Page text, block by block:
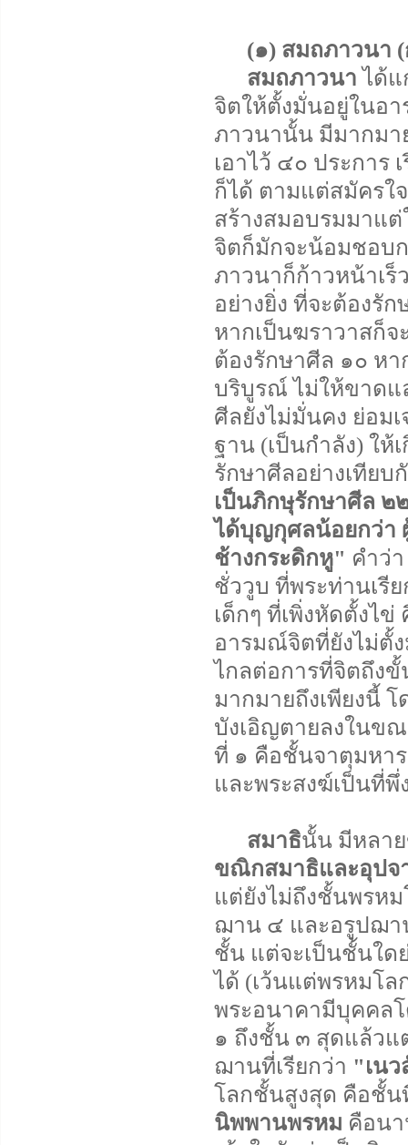
(๑) สมถภาวนา
สมถภาวนา ได้แ
จิตให้ตั้งมั่นอยู่ในอ
ภาวนานั้น มีมากม
เอาไว้ ๔๐ ประการ
ก็ได้ ตามแต่สมัครใ
สร้างสมอบรมมาแ
จิตก็มักจะน้อมชอบ
ภาวนาก็ก้าวหน้าเร็
อย่างยิ่ง ที่จะต้องรั
หากเป็นฆราวาสก็จ
ต้องรักษาศีล ๑๐ ห
บริบูรณ์ ไม่ให้ขาดแ
ศีลยังไม่มั่นคง ย่อม
ฐาน (เป็นกำลัง) ใ
รักษาศีลอย่างเทีย
เป็นภิกษุรักษาศีล ๒
ได้บุญกุศลน้อยกว่า
ช้างกระดิกหู" คำว่
ชั่ววูบ ที่พระท่านเรี
เด็กๆ ที่เพิ่งหัดตั้งไ
อารมณ์จิตที่ยังไม่ตั้ง
ไกลต่อการที่จิตถึง
มากมายถึงเพียงนี้
บังเอิญตายลงในข
ที่ ๑ คือชั้นจาตุมหา
และพระสงฆ์เป็นที่
สมาธินั้น มีหลา
ขณิกสมาธิและอุปจ
แต่ยังไม่ถึงชั้นพรห
ฌาน ๔ และอรูปฌา
ชั้น แต่จะเป็นชั้นใ
ได้ (เว้นแต่พรหมโ
พระอนาคามีบุคคล
๑ ถึงชั้น ๓ สุดแล้ว
ฌานที่เรียกว่า "เน
โลกชั้นสูงสุด คือชั้น
นิพพานพรหม คือนา